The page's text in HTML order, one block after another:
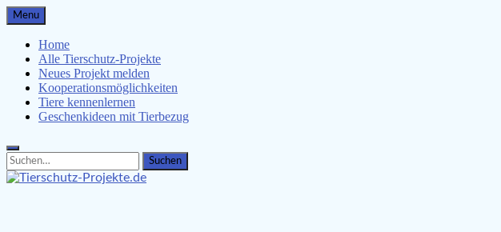
Skip
to
content
Menu
Home
Alle Tierschutz-Projekte
Neues Projekt melden
Kooperationsmöglichkeiten
Tiere kennenlernen
Geschenkideen mit Tierbezug
Search
for:
Search